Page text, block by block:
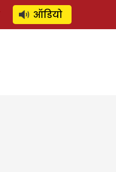
SUBSCRIBE
ऑडियो